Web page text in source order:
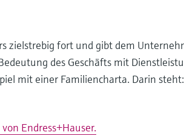
zielstrebig fort und gibt dem
des Geschäfts mit
mit einer Familiencharta. Darin
Endress+Hauser.